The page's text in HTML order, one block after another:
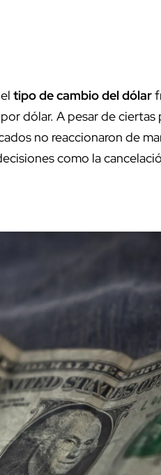
tipo de cambio del dólar
dólar. A pesar de ciertas
no reaccionaron de
como la